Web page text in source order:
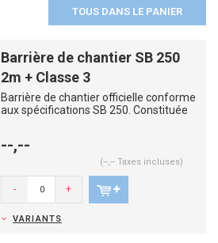
TOUS DANS LE PANIER
Barrière de chantier SB 250
2m + Classe 3
Barrière de chantier officielle conforme
aux spécifications SB 250. Constituée
--,--
(--,-- Taxes incluses)
- +
VARIANTS